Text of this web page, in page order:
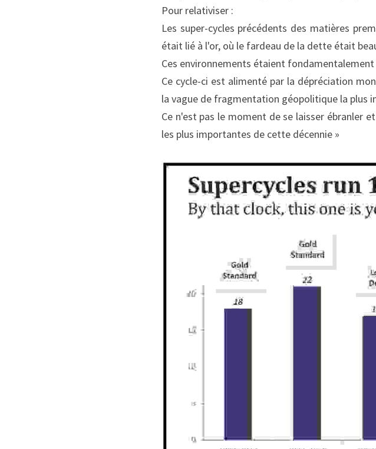
Pour relativiser :
Les super-cycles précédents des matières
était lié à l'or, où le fardeau de la dette était
Ces environnements étaient
Ce cycle-ci est alimenté par la dépréciation
la vague de fragmentation géopolitique la plus
Ce n'est pas le moment de se laisser ébranler
les plus importantes de cette décennie »